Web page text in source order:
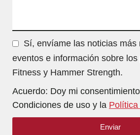
Sí, envíame las noticias más
eventos e información sobre
Fitness y Hammer Strength.
Acuerdo: Doy mi
Condiciones de uso y la
Enviar